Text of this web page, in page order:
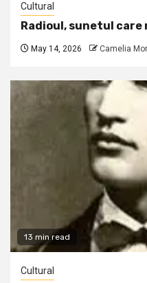
Cultural
Radioul, sunetul
May 14, 2026 Camelia
13 min read
Cultural